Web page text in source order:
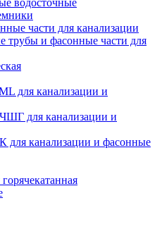
водосточные
части для канализации
трубы и фасонные части для
для канализации и
для канализации и
для канализации и фасонные